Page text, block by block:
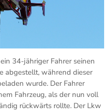
34-jähriger Fahrer seinen
abgestellt, während dieser
wurde. Der Fahrer
Fahrzeug, als der nun voll
rückwärts rollte. Der Lkw